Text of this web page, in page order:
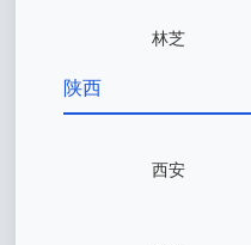
林芝
陕西
西安